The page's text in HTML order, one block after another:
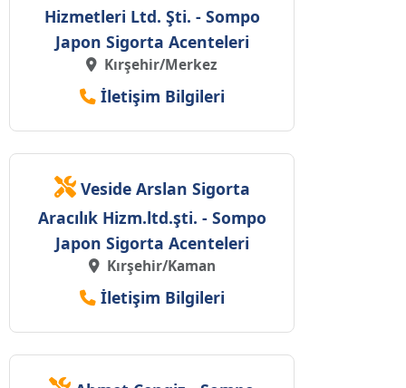
Hizmetleri Ltd. Şti. - Sompo
Japon Sigorta Acenteleri
Kırşehir/Merkez
İletişim Bilgileri
Veside Arslan Sigorta
Aracılık Hizm.ltd.şti. - Sompo
Japon Sigorta Acenteleri
Kırşehir/Kaman
İletişim Bilgileri